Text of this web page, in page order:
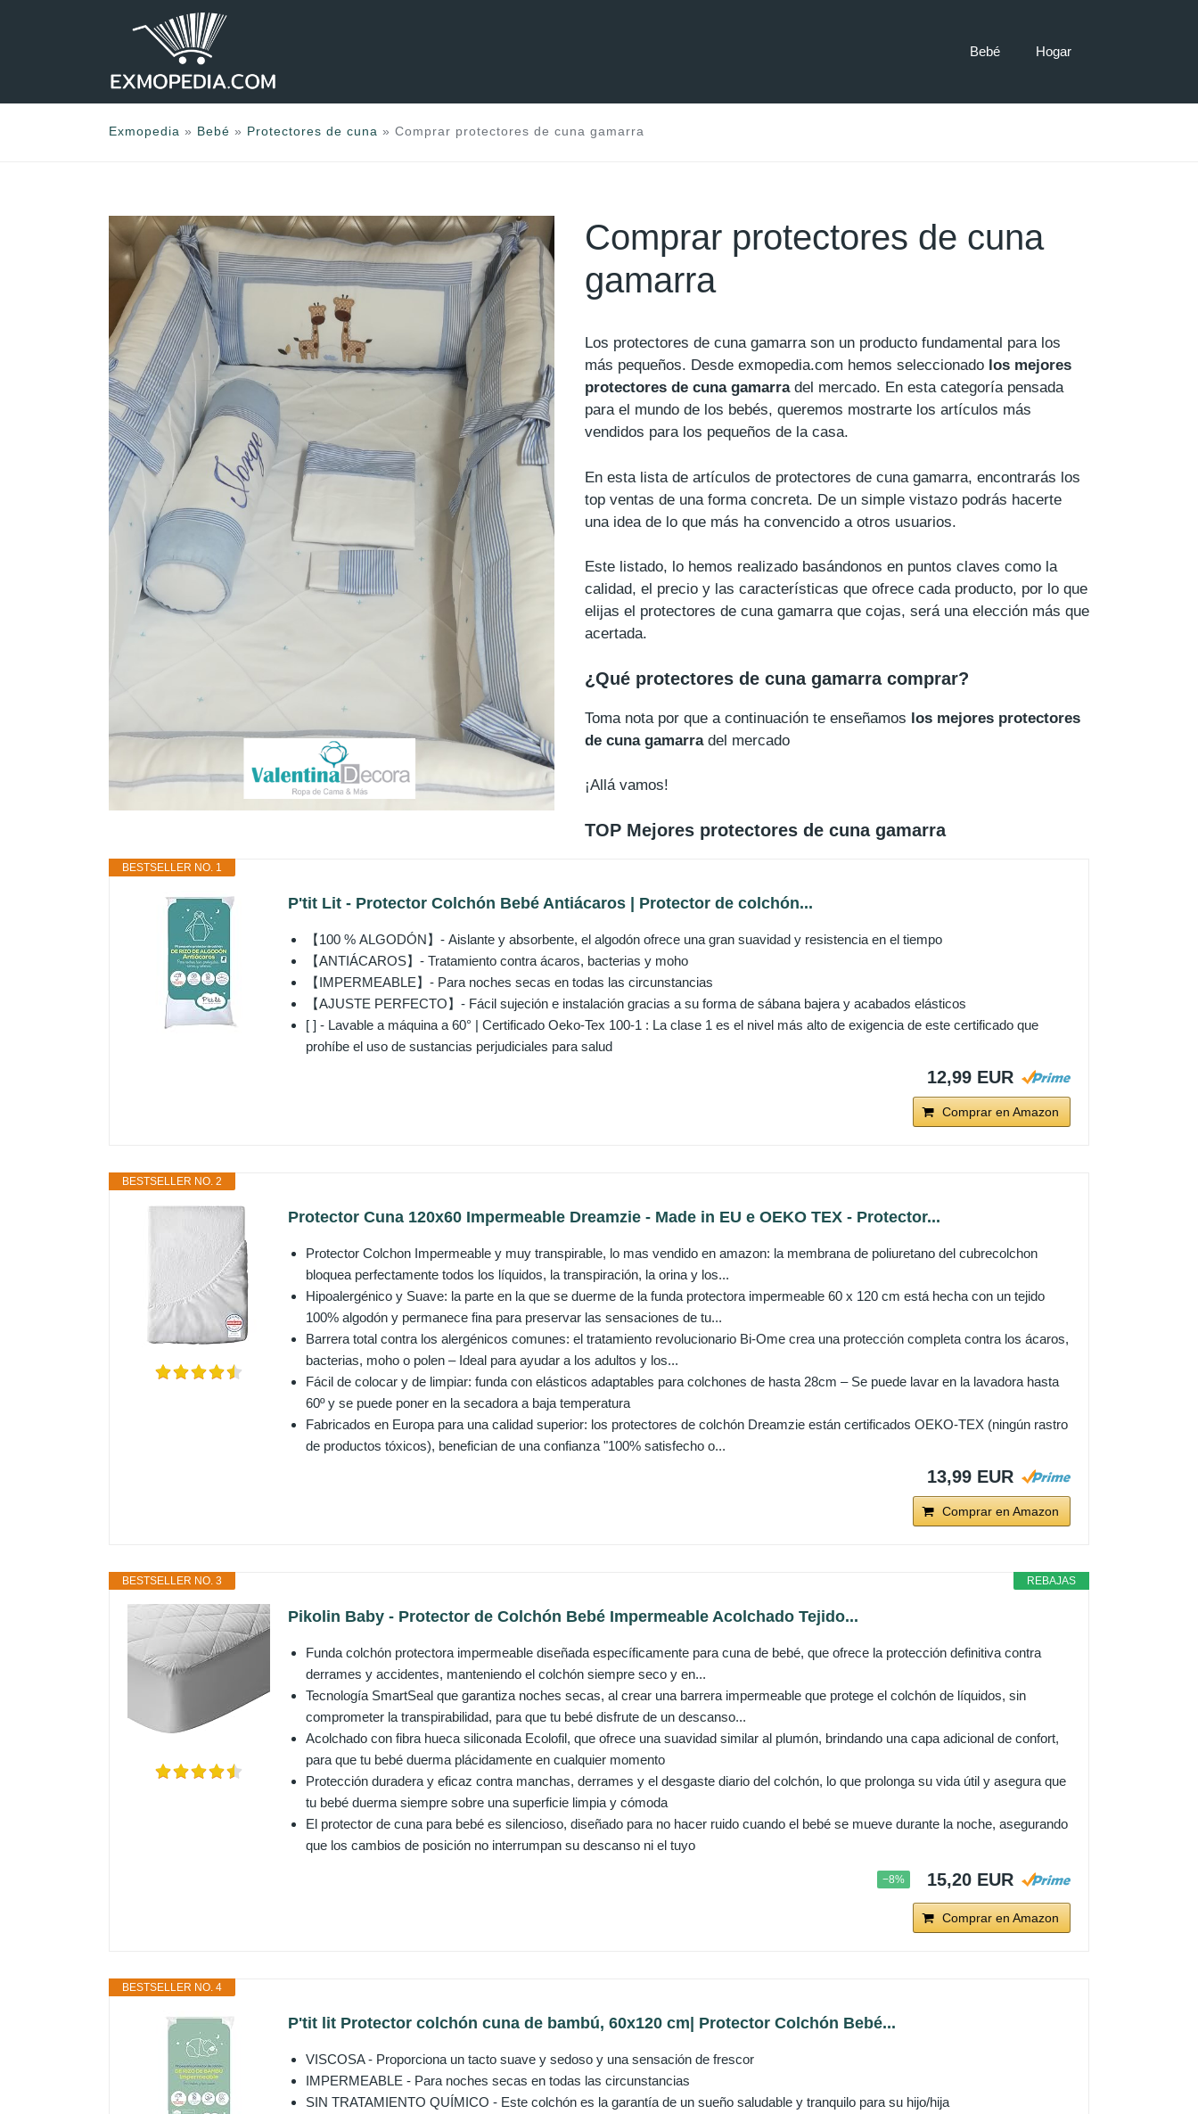
Bebé Hogar
Exmopedia » Bebé » Protectores de cuna » Comprar protectores de cuna gamarra
Comprar protectores de cuna
gamarra
Los protectores de cuna gamarra son un producto fundamental para los
más pequeños. Desde exmopedia.com hemos seleccionado los mejores
protectores de cuna gamarradel mercado. En esta categoría pensada
para el mundo de los bebés, queremos mostrarte los artículos más
vendidos para los pequeños de la casa.
En esta lista de artículos de protectores de cuna gamarra, encontrarás los
top ventas de una forma concreta. De un simple vistazo podrás hacerte
una idea de lo que más ha convencido a otros usuarios.
Este listado, lo hemos realizado basándonos en puntos claves como la
calidad, el precio y las características que ofrece cada producto, por lo que
elijas el protectores de cuna gamarra que cojas, será una elección más que
acertada.
¿Qué protectores de cuna gamarra comprar?
Toma nota por que a continuación te enseñamos los mejores protectores
de cuna gamarradel mercado
¡Allá vamos!
TOP Mejores protectores de cuna gamarra
BESTSELLER NO. 1
P'tit Lit - Protector Colchón Bebé Antiácaros | Protector de colchón...
【100 % ALGODÓN】- Aislante y absorbente, el algodón ofrece una gran suavidad y resistencia en el tiempo
【ANTIÁCAROS】- Tratamiento contra ácaros, bacterias y moho
【IMPERMEABLE】- Para noches secas en todas las circunstancias
【AJUSTE PERFECTO】- Fácil sujeción e instalación gracias a su forma de sábana bajera y acabados elásticos
[ ] - Lavable a máquina a 60° | Certificado Oeko-Tex 100-1 : La clase 1 es el nivel más alto de exigencia de este certificado que
prohíbe el uso de sustancias perjudiciales para salud
12,99 EUR
Comprar en Amazon
BESTSELLER NO. 2
Protector Cuna 120x60 Impermeable Dreamzie - Made in EU e OEKO TEX - Protector...
Protector Colchon Impermeable y muy transpirable, lo mas vendido en amazon: la membrana de poliuretano del cubrecolchon
bloquea perfectamente todos los líquidos, la transpiración, la orina y los...
Hipoalergénico y Suave: la parte en la que se duerme de la funda protectora impermeable 60 x 120 cm está hecha con un tejido
100% algodón y permanece fina para preservar las sensaciones de tu...
Barrera total contra los alergénicos comunes: el tratamiento revolucionario Bi-Ome crea una protección completa contra los ácaros,
bacterias, moho o polen – Ideal para ayudar a los adultos y los...
Fácil de colocar y de limpiar: funda con elásticos adaptables para colchones de hasta 28cm – Se puede lavar en la lavadora hasta
60º y se puede poner en la secadora a baja temperatura
Fabricados en Europa para una calidad superior: los protectores de colchón Dreamzie están certificados OEKO-TEX (ningún rastro
de productos tóxicos), benefician de una confianza "100% satisfecho o...
13,99 EUR
Comprar en Amazon
REBAJAS
BESTSELLER NO. 3
Pikolin Baby - Protector de Colchón Bebé Impermeable Acolchado Tejido...
Funda colchón protectora impermeable diseñada específicamente para cuna de bebé, que ofrece la protección definitiva contra
derrames y accidentes, manteniendo el colchón siempre seco y en...
Tecnología SmartSeal que garantiza noches secas, al crear una barrera impermeable que protege el colchón de líquidos, sin
comprometer la transpirabilidad, para que tu bebé disfrute de un descanso...
Acolchado con fibra hueca siliconada Ecolofil, que ofrece una suavidad similar al plumón, brindando una capa adicional de confort,
para que tu bebé duerma plácidamente en cualquier momento
Protección duradera y eficaz contra manchas, derrames y el desgaste diario del colchón, lo que prolonga su vida útil y asegura que
tu bebé duerma siempre sobre una superficie limpia y cómoda
El protector de cuna para bebé es silencioso, diseñado para no hacer ruido cuando el bebé se mueve durante la noche, asegurando
que los cambios de posición no interrumpan su descanso ni el tuyo
−8% 15,20 EUR
Comprar en Amazon
BESTSELLER NO. 4
P'tit lit Protector colchón cuna de bambú, 60x120 cm| Protector Colchón Bebé...
VISCOSA - Proporciona un tacto suave y sedoso y una sensación de frescor
IMPERMEABLE - Para noches secas en todas las circunstancias
SIN TRATAMIENTO QUÍMICO - Este colchón es la garantía de un sueño saludable y tranquilo para su hijo/hija